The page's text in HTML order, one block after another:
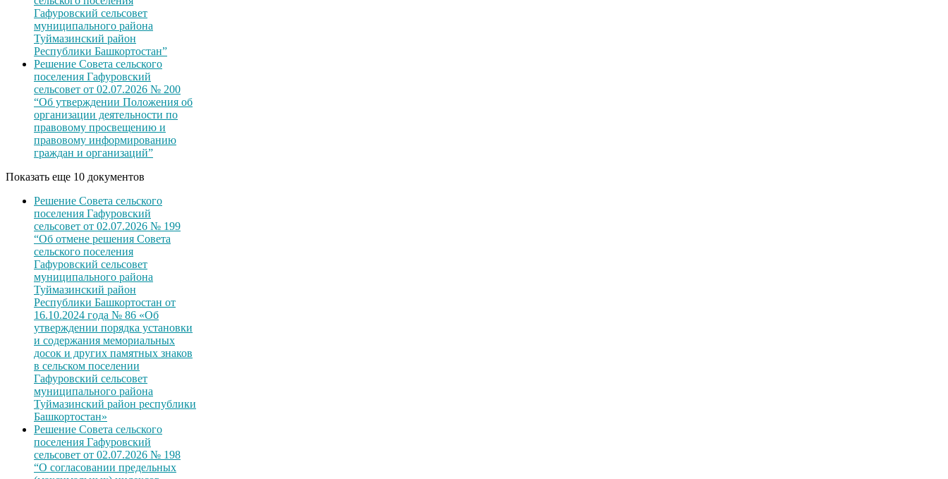
Гафуровский сельсовет
муниципального района
Туймазинский район
Республики Башкортостан”
Решение Совета сельского
поселения Гафуровский
сельсовет от 02.07.2026 № 200
“Об утверждении Положения об
организации деятельности по
правовому просвещению и
правовому информированию
граждан и организаций”
Показать еще 10 документов
Решение Совета сельского
поселения Гафуровский
сельсовет от 02.07.2026 № 199
“Об отмене решения Совета
сельского поселения
Гафуровский сельсовет
муниципального района
Туймазинский район
Республики Башкортостан от
16.10.2024 года № 86 «Об
утверждении порядка установки
и содержания мемориальных
досок и других памятных знаков
в сельском поселении
Гафуровский сельсовет
муниципального района
Туймазинский район республики
Башкортостан»
Решение Совета сельского
поселения Гафуровский
сельсовет от 02.07.2026 № 198
“О согласовании предельных